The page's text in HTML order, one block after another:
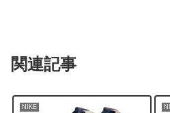
関連記事
NIKE